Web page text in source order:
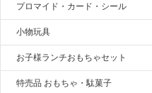
プロマイド・カード・シール
小物玩具
お子様ランチおもちゃセット
特売品 おもちゃ・駄菓子